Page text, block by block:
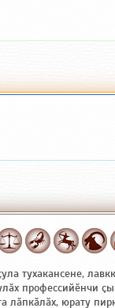
тухакансене,
профессийӗнчи
лӑпкӑлӑх, юрату